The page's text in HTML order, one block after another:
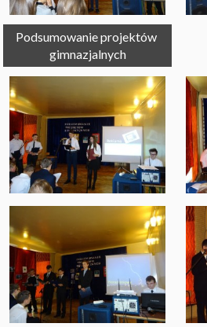
Podsumowanie projektów
gimnazjalnych